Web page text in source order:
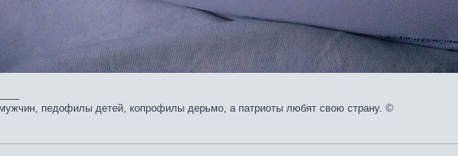
педофилы детей, копрофилы дерьмо, а патриоты любят свою страну. ©